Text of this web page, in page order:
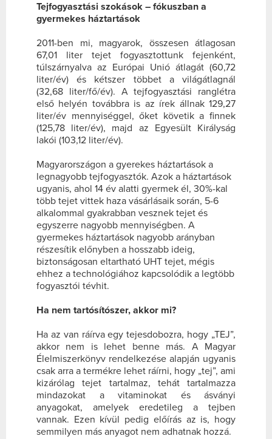
Tejfogyasztási szokások – fókuszban a
gyermekes háztartások
2011-ben mi, magyarok, összesen átlagosan
67,01 liter tejet fogyasztottunk fejenként,
túlszárnyalva az Európai Unió átlagát (60,72
liter/év) és kétszer többet a világátlagnál
(32,68 liter/fő/év). A tejfogyasztási ranglétra
első helyén továbbra is az írek állnak 129,27
liter/év mennyiséggel, őket követik a finnek
(125,78 liter/év), majd az Egyesült Királyság
lakói (103,12 liter/év).
Magyarországon a gyerekes háztartások a
legnagyobb tejfogyasztók. Azok a háztartások
ugyanis, ahol 14 év alatti gyermek él, 30%-kal
több tejet vittek haza vásárlásaik során, 5-6
alkalommal gyakrabban vesznek tejet és
egyszerre nagyobb mennyiségben. A
gyermekes háztartások nagyobb arányban
részesítik előnyben a hosszabb ideig,
biztonságosan eltartható UHT tejet, mégis
ehhez a technológiához kapcsolódik a legtöbb
fogyasztói tévhit.
Ha nem tartósítószer, akkor mi?
Ha az van ráírva egy tejesdobozra, hogy „TEJ”,
akkor nem is lehet benne más. A Magyar
Élelmiszerkönyv rendelkezése alapján ugyanis
csak arra a termékre lehet ráírni, hogy „tej”, ami
kizárólag tejet tartalmaz, tehát tartalmazza
mindazokat a vitaminokat és ásványi
anyagokat, amelyek eredetileg a tejben
vannak. Ezen kívül pedig előírás az is, hogy
semmilyen más anyagot nem adhatnak hozzá.